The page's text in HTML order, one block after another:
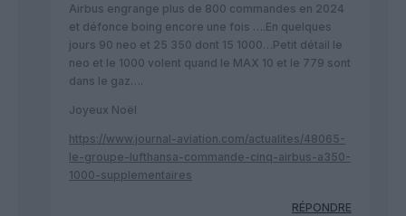
Airbus engrange plus de 800 commandes en 2024
et défonce boing encore une fois ….En quelques
jours 90 neo et 25 350 dont 15 1000…Petit détail le
neo et le 1000 volent quand le MAX 10 et le 779 sont
dans le gaz….
Joyeux Noël
https://www.journal-aviation.com/actualites/48065-
le-groupe-lufthansa-commande-cinq-airbus-a350-
1000-supplementaires
RÉPONDRE